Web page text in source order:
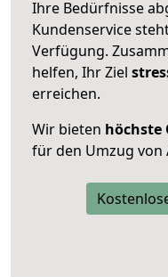
Ihre Bedürfnisse
Kundenservice
Verfügung.
helfen, Ihr Ziel
erreichen.
Wir bieten
für den Umzug von